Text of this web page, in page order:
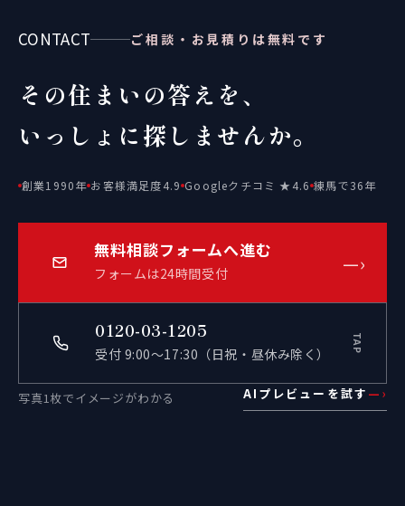
CONTACT ご相談・お見積りは無料です
その住まいの答えを、
いっしょに探しませんか。
創業1990年 お客様満足度4.9 Googleクチコミ ★4.6 練馬で36年
無料相談フォームへ進む
フォームは24時間受付 —›
0120-03-1205
受付 9:00〜17:30（日祝・昼休み除く） TAP
写真1枚でイメージがわかる AIプレビューを試す —›